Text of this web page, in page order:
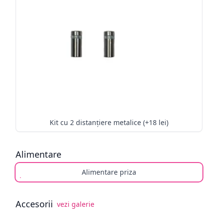
Kit cu 2 distanțiere metalice (+18 lei)
Alimentare
Alimentare priza
Accesorii vezi galerie